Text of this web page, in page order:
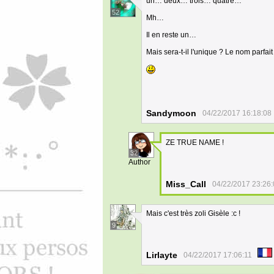
52
Mh…
Il en reste un…
Mais sera-t-il l'unique ? Le nom parfait
Sandymoon 04/22/2017 16:18:08
32
Author
ZE TRUE NAME !
Miss_Call 04/22/2017
9
Mais c'est très zoli Gisèle :c !
Lirlayte 04/22/2017 17:06:11